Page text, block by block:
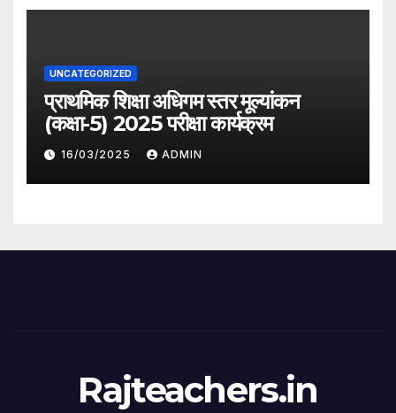
UNCATEGORIZED
प्राथमिक शिक्षा अधिगम स्तर मूल्यांकन
(कक्षा-5) 2025 परीक्षा कार्यक्रम
16/03/2025 ADMIN
Rajteachers.in